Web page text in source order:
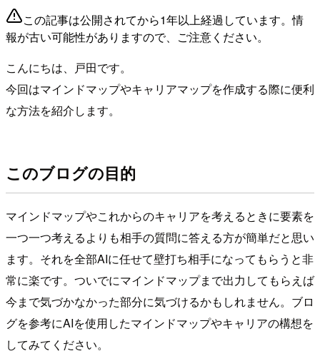
この記事は公開されてから1年以上経過しています。情
報が古い可能性がありますので、ご注意ください。
こんにちは、戸田です。
今回はマインドマップやキャリアマップを作成する際に便利
な方法を紹介します。
このブログの目的
マインドマップやこれからのキャリアを考えるときに要素を
一つ一つ考えるよりも相手の質問に答える方が簡単だと思い
ます。それを全部AIに任せて壁打ち相手になってもらうと非
常に楽です。ついでにマインドマップまで出力してもらえば
今まで気づかなかった部分に気づけるかもしれません。ブロ
グを参考にAIを使用したマインドマップやキャリアの構想を
してみてください。